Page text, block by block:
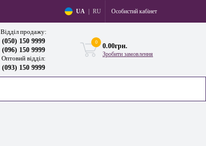
UA RU Особистий кабінет
Відділ продажу:
(050) 150 9999
(096) 150 9999
Оптовий відділ:
(093) 150 9999
0
0.00грн.
Зробити замовлення